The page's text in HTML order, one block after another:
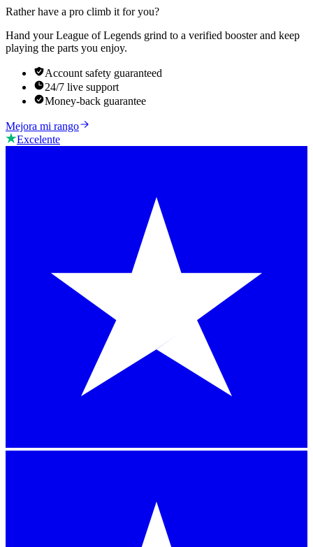
Rather have a pro climb it for you?
Hand your League of Legends grind to a verified booster and keep
playing the parts you enjoy.
Account safety guaranteed
24/7 live support
Money-back guarantee
Mejora mi rango
Excelente